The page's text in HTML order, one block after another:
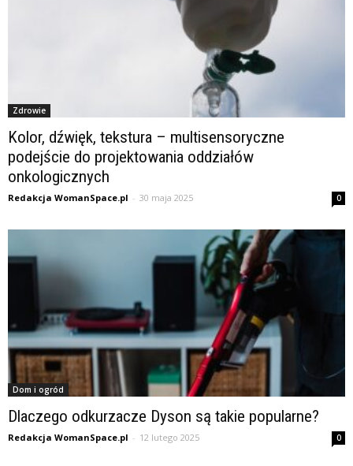
Zdrowie
Kolor, dźwięk, tekstura – multisensoryczne
podejście do projektowania oddziałów
onkologicznych
Redakcja WomanSpace.pl - 30 maja 2025 0
Dom i ogród
Dlaczego odkurzacze Dyson są takie popularne?
Redakcja WomanSpace.pl - 12 lutego 2025 0